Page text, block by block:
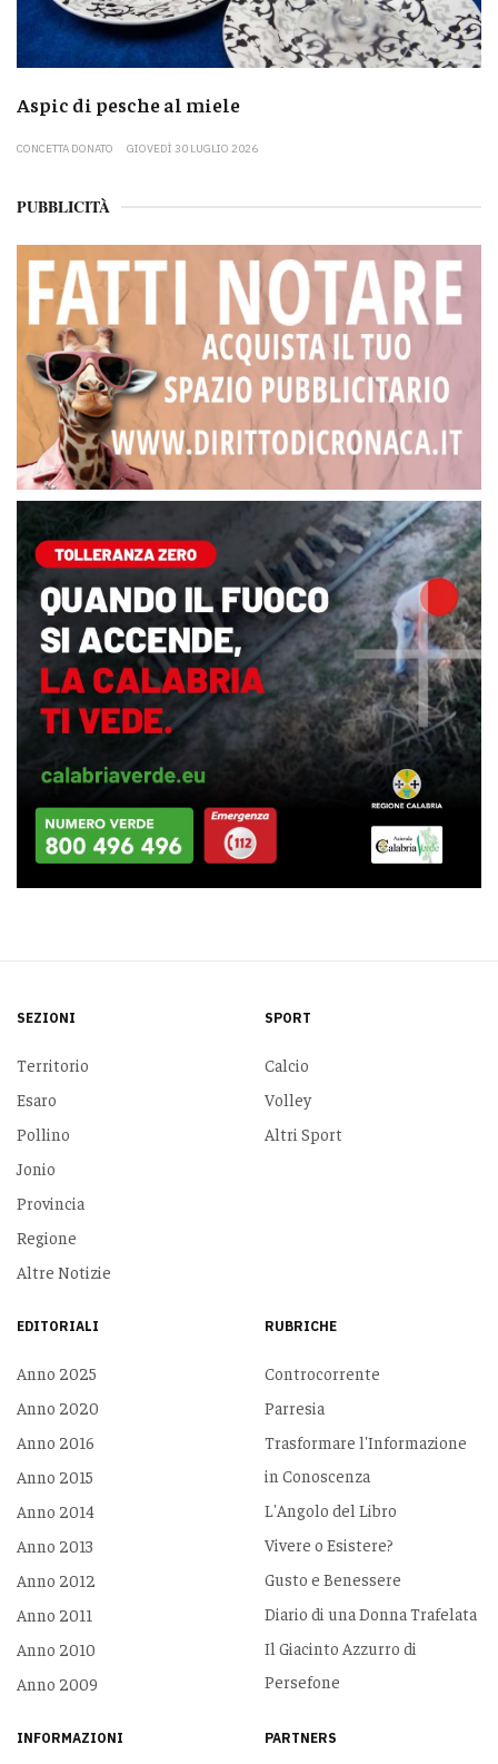
Aspic di pesche al miele
CONCETTA DONATO GIOVEDÌ 30 LUGLIO 2026
PUBBLICITÀ
SEZIONI
Territorio
Esaro
Pollino
Jonio
Provincia
Regione
Altre Notizie
SPORT
Calcio
Volley
Altri Sport
EDITORIALI
Anno 2025
Anno 2020
Anno 2016
Anno 2015
Anno 2014
Anno 2013
Anno 2012
Anno 2011
Anno 2010
Anno 2009
RUBRICHE
Controcorrente
Parresia
Trasformare l'Informazione
in Conoscenza
L'Angolo del Libro
Vivere o Esistere?
Gusto e Benessere
Diario di una Donna Trafelata
Il Giacinto Azzurro di
Persefone
INFORMAZIONI PARTNERS